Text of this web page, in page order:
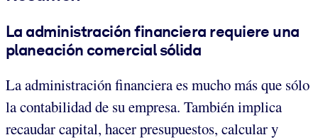
La administración financiera requiere una
planeación comercial sólida
La administración financiera es mucho más que sólo
la contabilidad de su empresa. También implica
recaudar capital, hacer presupuestos, calcular y